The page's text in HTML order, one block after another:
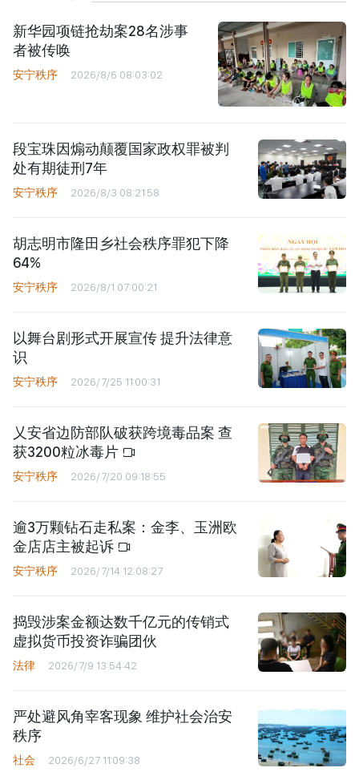
新华园项链抢劫案28名涉事
者被传唤
安宁秩序 2026/8/6 08:03:02
段宝珠因煽动颠覆国家政权罪被判
处有期徒刑7年
安宁秩序 2026/8/3 08:21:58
胡志明市隆田乡社会秩序罪犯下降
64%
安宁秩序 2026/8/1 07:00:21
以舞台剧形式开展宣传 提升法律意
识
安宁秩序 2026/7/25 11:00:31
乂安省边防部队破获跨境毒品案 查
获3200粒冰毒片
安宁秩序 2026/7/20 09:18:55
逾3万颗钻石走私案：金李、玉洲欧
金店店主被起诉
安宁秩序 2026/7/14 12:08:27
捣毁涉案金额达数千亿元的传销式
虚拟货币投资诈骗团伙
法律 2026/7/9 13:54:42
严处避风角宰客现象 维护社会治安
秩序
社会 2026/6/27 11:09:38